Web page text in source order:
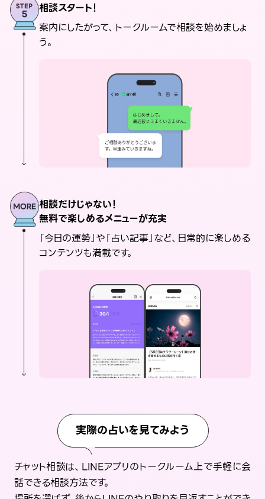
相談スタート！
案内にしたがって、トークルームで相談を始めましょ
う。
相談だけじゃない！
無料で楽しめるメニューが充実
「今日の運勢」や「占い記事」など、日常的に楽しめる
コンテンツも満載です。
実際の占いを見てみよう
チャット相談は、LINEアプリのトークルーム上で手軽に会
話できる相談方法です。